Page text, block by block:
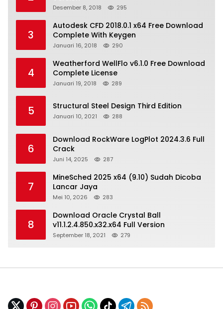
Desember 8, 2018 295
3
Autodesk CFD 2018.0.1 x64 Free Download
Complete With Keygen
Januari 16, 2018 290
4
Weatherford WellFlo v6.1.0 Free Download
Complete License
Januari 19, 2018 289
5 Structural Steel Design Third Edition
Januari 10, 2021 288
6
Download RockWare LogPlot 2024.3.6 Full
Crack
Juni 14, 2025 287
7
MineSched 2025 x64 (9.10) Sudah Dicoba
Lancar Jaya
Mei 10, 2026 283
8
Download Oracle Crystal Ball
v11.1.2.4.850.x32.x64 Full Version
September 18, 2021 279